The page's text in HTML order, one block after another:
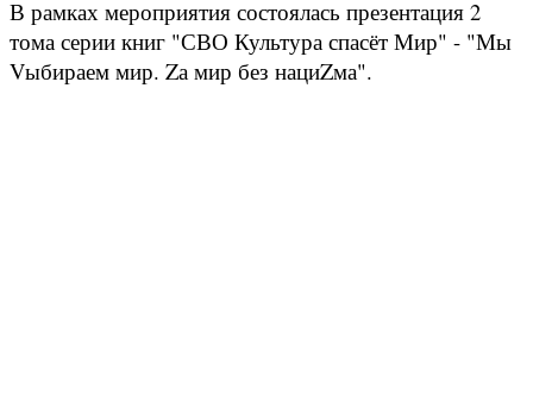
В рамках мероприятия состоялась презентация 2
тома серии книг "СВО Культура спасёт Мир" - "Мы
Vыбираем мир. Zа мир без нациZма".